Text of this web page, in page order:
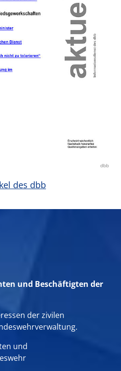
dbb
des dbb
und Beschäftigten der
der zivilen
und